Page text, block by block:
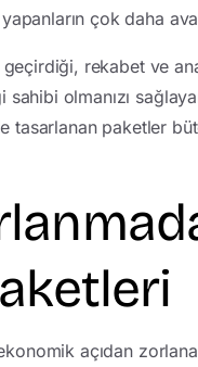
çok daha
rekabet ve
olmanızı
ile tasarlanan paketler
açıdan